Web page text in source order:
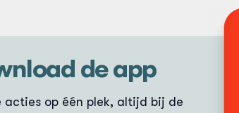
de app
acties op één plek, altijd bij de